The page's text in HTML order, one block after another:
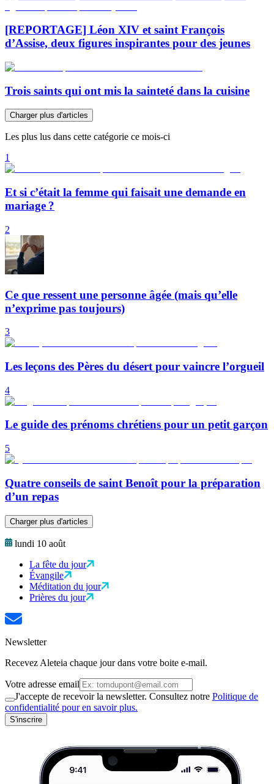
[REPORTAGE] Léon XIV et saint François
d’Assise, deux figures inspirantes pour des jeunes
Trois saints qui ont mis la sainteté dans la cuisine
Charger plus d'articles
Les plus lus dans cette catégorie ce mois-ci
1
Et si c’était la femme qui faisait une demande en
mariage ?
2
Ce que ressent une personne âgée (mais qu’elle
n’exprime pas toujours)
3
Les leçons des Pères du désert pour vaincre l’orgueil
4
Le guide des prénoms chrétiens pour un petit garçon
5
Quatre conseils de saint Benoît pour la préparation
d’un repas
Charger plus d'articles
lundi 10 août
La fête du jour
Évangile
Méditation du jour
Prières du jour
Newsletter
Recevez Aleteia chaque jour dans votre boite e-mail.
Votre adresse email
J'accepte de recevoir la newsletter. Consultez notre Politique de
confidentialité pour en savoir plus.
S'inscrire